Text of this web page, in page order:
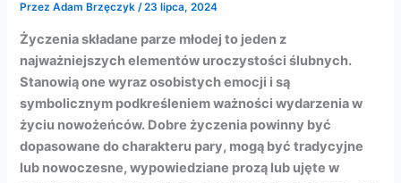
PrzezAdam Brzęczyk/23 lipca, 2024
Życzenia składane parze młodej to jeden z
najważniejszych elementów uroczystości ślubnych.
Stanowią one wyraz osobistych emocji i są
symbolicznym podkreśleniem ważności wydarzenia w
życiu nowożeńców. Dobre życzenia powinny być
dopasowane do charakteru pary, mogą być tradycyjne
lub nowoczesne, wypowiedziane prozą lub ujęte w